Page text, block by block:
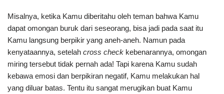
Misalnya, ketika Kamu diberitahu oleh teman bahwa Kamu
dapat omongan buruk dari seseorang, bisa jadi pada saat itu
Kamu langsung berpikir yang aneh-aneh. Namun pada
kenyataannya, setelah cross check kebenarannya, omongan
miring tersebut tidak pernah ada! Tapi karena Kamu sudah
kebawa emosi dan berpikiran negatif, Kamu melakukan hal
yang diluar batas. Tentu itu sangat merugikan buat Kamu